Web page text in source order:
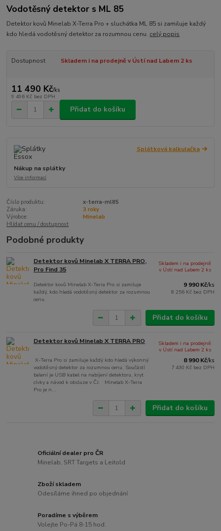
Vodotěsný detektor s ML 85
Detektor kovů Minelab X-Terra Pro + sluchátka ML 85 si zamiluje každý
kdo hledá vodotěsný detektor za rozumnou cenu. celý popis
Dostupnost Skladem i na prodejně v Ústí nad Labem 2 ks
11 490 Kč/ks
9 496 Kč bez DPH
Přidat do košíku
Splátková kalkulačka
Nákup na splátky
Více informací
Číslo produktu:
x-terra-ml85
Záruka:
3 roky
Výrobce:
Minelab
Hlídat cenu / dostupnost
Podobné produkty
Detektor kovů Minelab X TERRA PRO,
Pro Find 35
Detektor kovů Minelab X-Terra Pro si zamiluje
každý, kdo hledá vodotěsný detektor za rozumnou
cenu.
9 990 Kč/ks
8 256 Kč bez DPH
Skladem i na prodejně
v Ústí nad Labem 2 ks
Přidat do košíku
Detektor kovů Minelab X TERRA PRO
X-Terra Pro si zamiluje každý kdo hledá výkonný
vodotěsný detektor za rozumnou cenu. Součástí
balení je USB kabel na nabíjení detektoru, kryt
cívky a návod k obsluze v ČJ. Minelab X-Terra
Pro je n...
8 990 Kč/ks
7 430 Kč bez DPH
Skladem i na prodejně
v Ústí nad Labem 2 ks
Přidat do košíku
Oficiální dealer pro ČR
Minelab, SRT Targets a Leitold
Zboží skladem
Odesíláme ihned po objednání
Poradíme s výběrem
Volejte Po-Pá 8-15 hod.